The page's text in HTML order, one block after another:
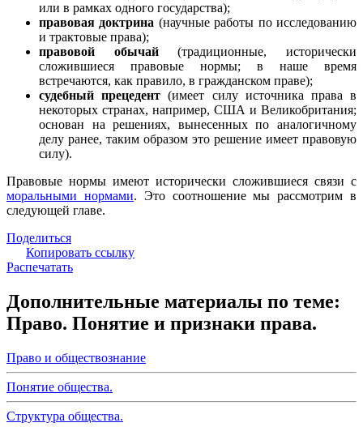
или в рамках одного государства);
правовая доктрина (научные работы по исследованию
и трактовые права);
правовой обычай(традиционные, исторически
сложившиеся правовые нормы; в наше время
встречаются, как правило, в гражданском праве);
судебный прецедент (имеет силу источника права в
некоторых странах, например, США и Великобритания;
основан на решениях, вынесенных по аналогичному
делу ранее, таким образом это решение имеет правовую
силу).
Правовые нормы имеют исторически сложившиеся связи с
моральными нормами. Это соотношение мы рассмотрим в
следующей главе.
Поделиться
Копировать ссылку
Распечатать
Дополнительные материалы по теме:
Право. Понятие и признаки права.
Право и обществознание
Понятие общества.
Структура общества.